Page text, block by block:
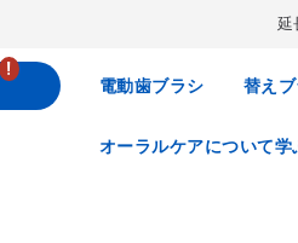
延
電動歯ブラシ 替え
オーラルケアについて学